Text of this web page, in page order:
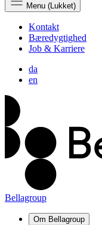
Menu (Lukket)
Kontakt
Bæredygtighed
Job & Karriere
da
en
Bellagroup
Om Bellagroup